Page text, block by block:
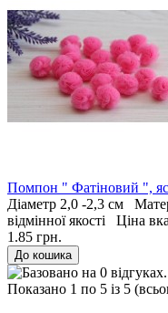
Помпон " Фатіновий ",
Діаметр 2,0 -2,3 см
відмінної якості Ціна
1.85 грн.
Показано 1 по 5 із 5